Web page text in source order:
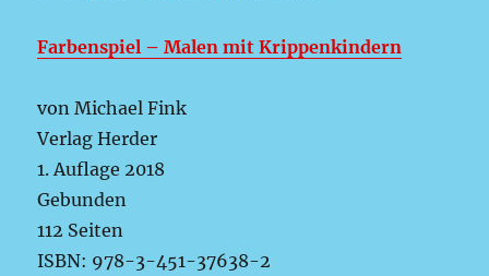
Farbenspiel – Malen mit Krippenkindern
von Michael Fink
Verlag Herder
1. Auflage 2018
Gebunden
112 Seiten
ISBN: 978-3-451-37638-2